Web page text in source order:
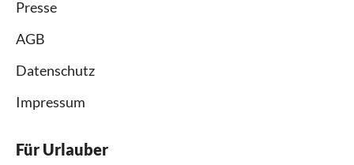
Presse
AGB
Datenschutz
Impressum
Für Urlauber